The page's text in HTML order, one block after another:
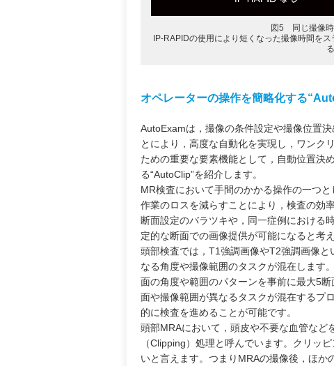
図5 同じ撮像時
IP-RAPIDの使用により短くなった撮像時間を
オペレーターの操作を簡略化する
AutoExamは，撮像の条件設定や撮像位置
とにより，高度な自動化を実現し，ワンク
ための重要な要素機能として，自動位置決
る“AutoClip”を紹介します。
MR検査において手間のかかる操作の一つ
作業のロスを減らすことにより，検査の効
断面設定のバラツキや，同一症例における
定的な断面での画像提供が可能になると考え
頭部検査では，T1強調画像やT2強調画像
なる角度や撮像範囲のタスクが混在します
面の角度や範囲のパターンを事前に最大5
面や撮像範囲が異なるタスクが混在するプ
的に検査を進めることが可能です。
頭部MRAにおいて，頭皮や不要な血管など
（Clipping）処理と呼んでいます。クリッ
いと言えます。つまりMRAの撮像後，ほ